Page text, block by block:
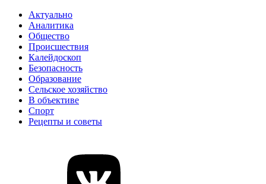
Актуально
Аналитика
Общество
Происшествия
Калейдоскоп
Безопасность
Образование
Сельское хозяйство
В объективе
Спорт
Рецепты и советы